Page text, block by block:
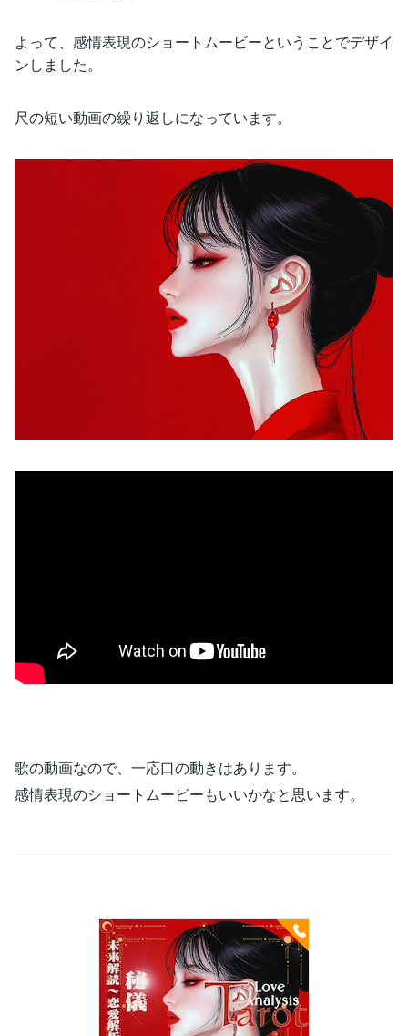
よって、感情表現のショートムービーということでデザイ
ンしました。
尺の短い動画の繰り返しになっています。
歌の動画なので、一応口の動きはあります。
感情表現のショートムービーもいいかなと思います。